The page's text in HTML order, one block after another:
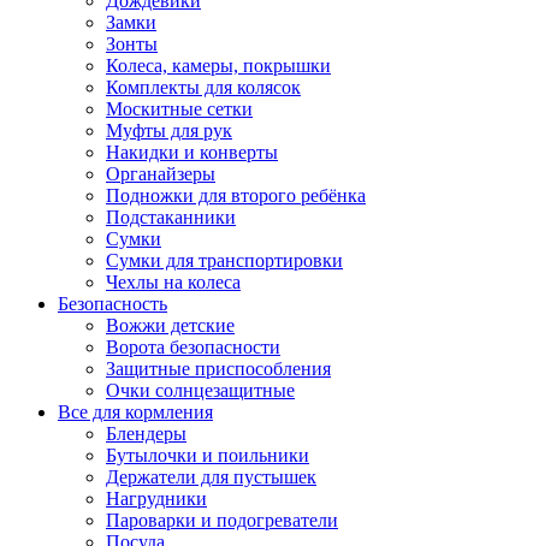
Замки
Зонты
Колеса, камеры, покрышки
Комплекты для колясок
Москитные сетки
Муфты для рук
Накидки и конверты
Органайзеры
Подножки для второго ребёнка
Подстаканники
Сумки
Сумки для транспортировки
Чехлы на колеса
Безопасность
Вожжи детские
Ворота безопасности
Защитные приспособления
Очки солнцезащитные
Все для кормления
Блендеры
Бутылочки и поильники
Держатели для пустышек
Нагрудники
Пароварки и подогреватели
Посуда